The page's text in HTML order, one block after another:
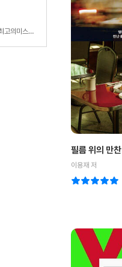
스릴러100선
필름 위의 만찬
이용재 저